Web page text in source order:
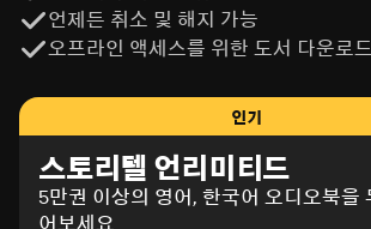
언제든 취소 및 해지 가능
오프라인 액세스를 위한 도서 다운로드
인기
스토리텔 언리미티드
5만권 이상의 영어, 한국어 오디오북을
어보세요